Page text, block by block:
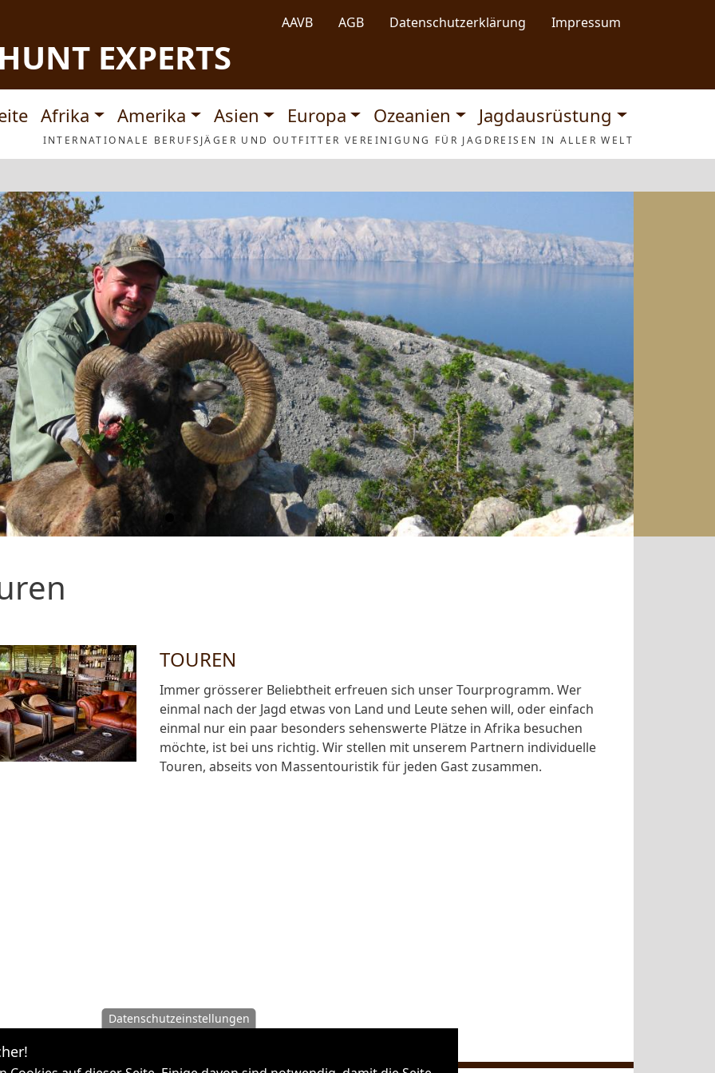
AAVB AGB Datenschutzerklärung Impressum
EXPERTS
Afrika Amerika Asien Europa Ozeanien Jagdausrüstung
INTERNATIONALE BERUFSJÄGER UND OUTFITTER VEREINIGUNG FÜR JAGDREISEN IN ALLER WELT
TOUREN
Immer grösserer Beliebtheit erfreuen sich unser Tourprogramm. Wer
einmal nach der Jagd etwas von Land und Leute sehen will, oder einfach
einmal nur ein paar besonders sehenswerte Plätze in Afrika besuchen
möchte, ist bei uns richtig. Wir stellen mit unserem Partnern individuelle
Touren, abseits von Massentouristik für jeden Gast zusammen.
Datenschutzeinstellungen